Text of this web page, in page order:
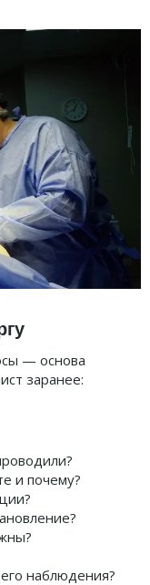
— основа
заранее:
и почему?
наблюдения?